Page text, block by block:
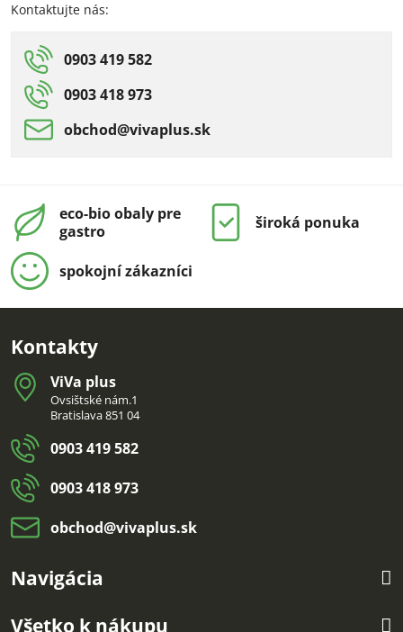
Kontaktujte nás:
0903 419 582
0903 418 973
obchod​@vivaplus​.sk
eco-bio obaly pre
gastro
široká ponuka
spokojní zákazníci
Kontakty
ViVa plus
Ovsištské nám.1
Bratislava 851 04
0903 419 582
0903 418 973
obchod​@vivaplus​.sk
Navigácia
Všetko k nákupu